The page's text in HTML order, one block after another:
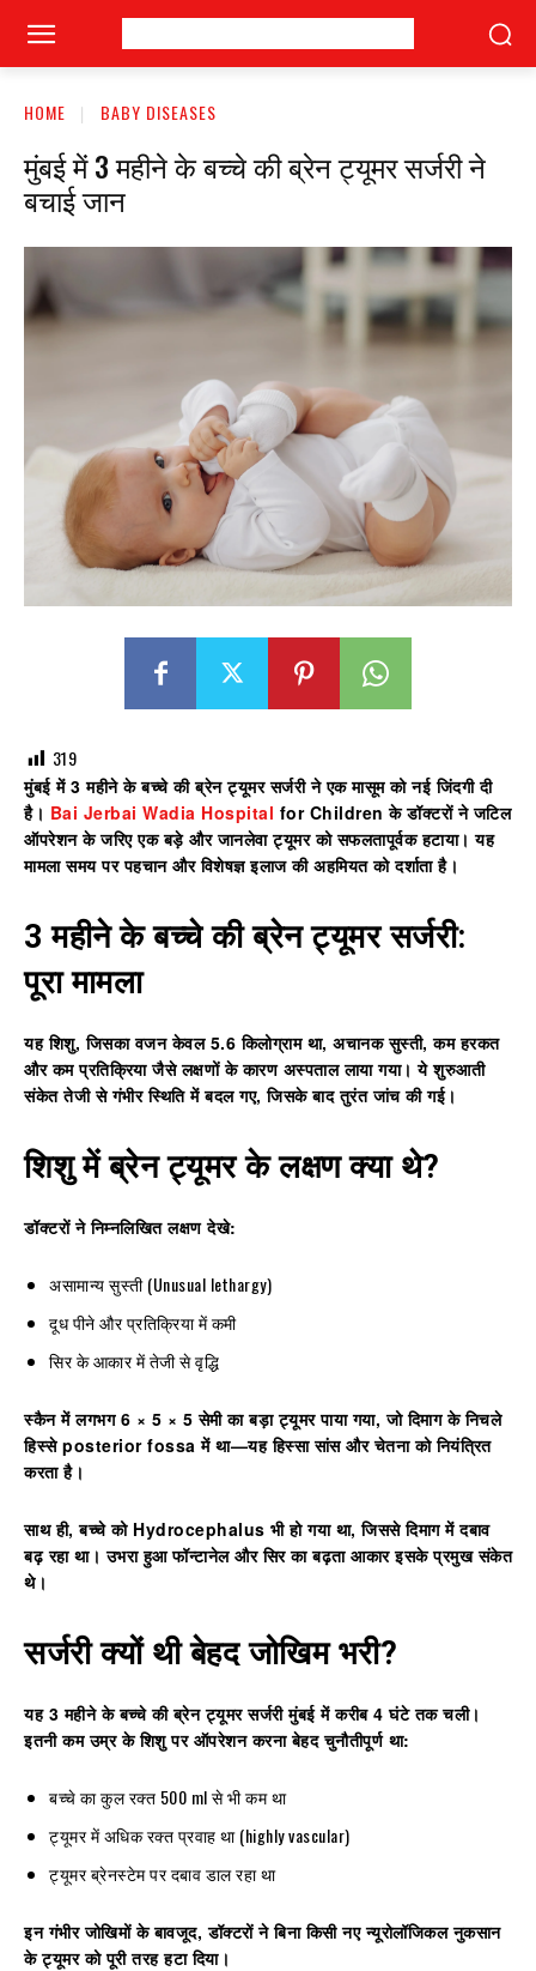
HOME BABY DISEASES
मुंबई में 3 महीने के बच्चे की ब्रेन ट्यूमर सर्जरी ने
बचाई जान
319
मुंबई में 3 महीने के बच्चे की ब्रेन ट्यूमर सर्जरीने एक मासूम को नई जिंदगी दी
है। Bai Jerbai Wadia Hospital for Children के डॉक्टरों ने जटिल
ऑपरेशन के जरिए एक बड़े और जानलेवा ट्यूमर को सफलतापूर्वक हटाया। यह
मामला समय पर पहचान और विशेषज्ञ इलाज की अहमियत को दर्शाता है।
3 महीने के बच्चे की ब्रेन ट्यूमर सर्जरी:
पूरा मामला
यह शिशु, जिसका वजन केवल 5.6 किलोग्राम था, अचानक सुस्ती, कम हरकत
और कम प्रतिक्रिया जैसे लक्षणों के कारण अस्पताल लाया गया। ये शुरुआती
संकेत तेजी से गंभीर स्थिति में बदल गए, जिसके बाद तुरंत जांच की गई।
शिशु में ब्रेन ट्यूमर के लक्षण क्या थे?
डॉक्टरों ने निम्नलिखित लक्षण देखे:
असामान्य सुस्ती (Unusual lethargy)
दूध पीने और प्रतिक्रिया में कमी
सिर के आकार में तेजी से वृद्धि
स्कैन में लगभग 6 × 5 × 5 सेमीका बड़ा ट्यूमर पाया गया, जो दिमाग के निचले
हिस्से posterior fossa में था—यह हिस्सा सांस और चेतना को नियंत्रित
करता है।
साथ ही, बच्चे को Hydrocephalus भी हो गया था, जिससे दिमाग में दबाव
बढ़ रहा था। उभरा हुआ फॉन्टानेल और सिर का बढ़ता आकार इसके प्रमुख संकेत
थे।
सर्जरी क्यों थी बेहद जोखिम भरी?
यह 3 महीने के बच्चे की ब्रेन ट्यूमर सर्जरी मुंबईमें करीब 4 घंटे तक चली।
इतनी कम उम्र के शिशु पर ऑपरेशन करना बेहद चुनौतीपूर्ण था:
बच्चे का कुल रक्त 500 ml से भी कम था
ट्यूमर में अधिक रक्त प्रवाह था (highly vascular)
ट्यूमर ब्रेनस्टेम पर दबाव डाल रहा था
इन गंभीर जोखिमों के बावजूद, डॉक्टरों ने बिना किसी नए न्यूरोलॉजिकल नुकसान
के ट्यूमर को पूरी तरह हटा दिया।